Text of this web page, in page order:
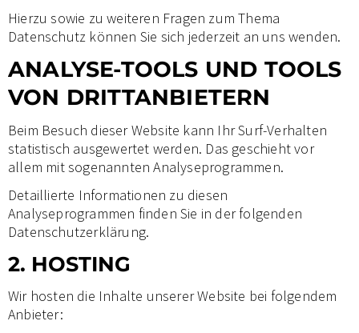
Hierzu sowie zu weiteren Fragen zum Thema
Datenschutz können Sie sich jederzeit an uns wenden.
ANALYSE-TOOLS UND TOOLS
VON DRITT­ANBIETERN
Beim Besuch dieser Website kann Ihr Surf-Verhalten
statistisch ausgewertet werden. Das geschieht vor
allem mit sogenannten Analyseprogrammen.
Detaillierte Informationen zu diesen
Analyseprogrammen finden Sie in der folgenden
Datenschutzerklärung.
2. HOSTING
Wir hosten die Inhalte unserer Website bei folgendem
Anbieter: